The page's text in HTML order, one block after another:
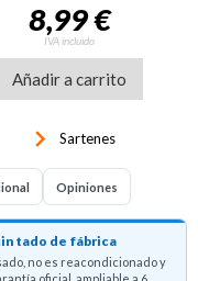
8,99 €
IVA incluido
Añadir a carrito
keyboard_arrow_right Sartenes
Opiniones
de fábrica
no es reacondicionado y